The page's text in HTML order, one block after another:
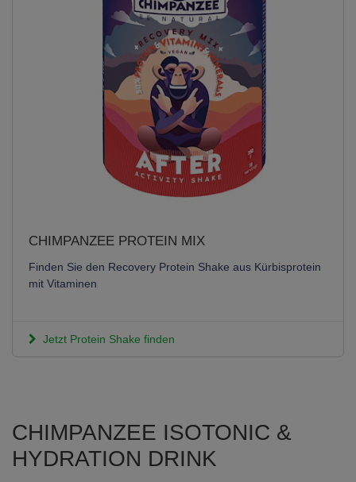
CHIMPANZEE PROTEIN MIX
Finden Sie den Recovery Protein Shake aus Kürbisprotein
mit Vitaminen
Jetzt Protein Shake finden
CHIMPANZEE ISOTONIC &
HYDRATION DRINK